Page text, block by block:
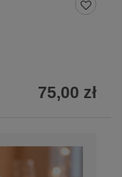
75,00 zł